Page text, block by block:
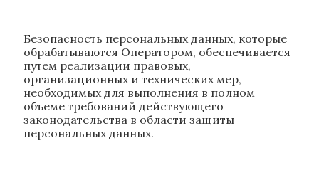
Безопасность персональных данных, которые
обрабатываются Оператором, обеспечивается
путем реализации правовых,
организационных и технических мер,
необходимых для выполнения в полном
объеме требований действующего
законодательства в области защиты
персональных данных.